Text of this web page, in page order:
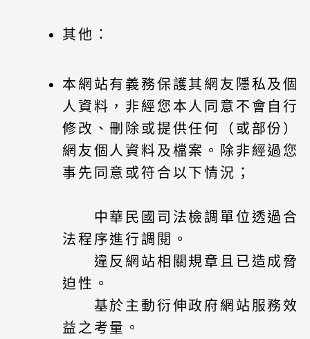
其他：
本網站有義務保護其網友隱私及個
人資料，非經您本人同意不會自行
修改、刪除或提供任何（或部份）
網友個人資料及檔案。除非經過您
事先同意或符合以下情況；
中華民國司法檢調單位透過合
法程序進行調閱。
違反網站相關規章且已造成脅
迫性。
基於主動衍伸政府網站服務效
益之考量。